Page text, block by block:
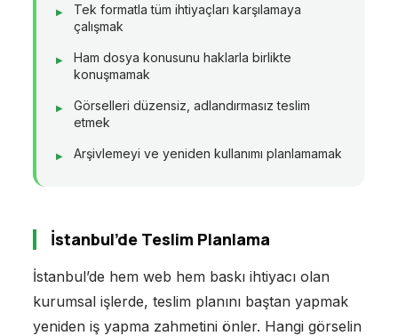
Tek formatla tüm ihtiyaçları karşılamaya
çalışmak
Ham dosya konusunu haklarla birlikte
konuşmamak
Görselleri düzensiz, adlandırmasız teslim
etmek
Arşivlemeyi ve yeniden kullanımı planlamamak
İstanbul’de Teslim Planlama
İstanbul’de hem web hem baskı ihtiyacı olan
kurumsal işlerde, teslim planını baştan yapmak
yeniden iş yapma zahmetini önler. Hangi görselin